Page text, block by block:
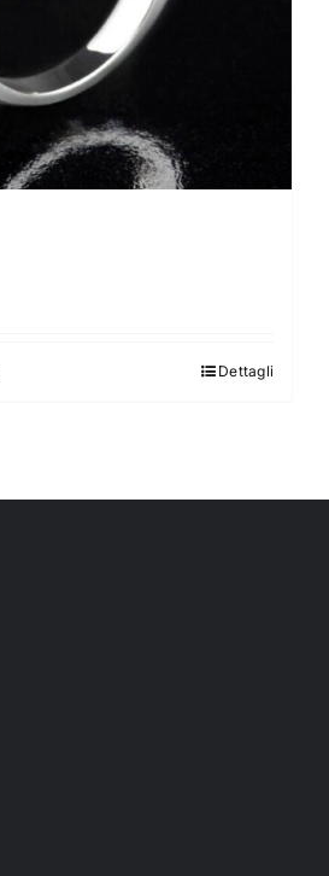
Dettagli